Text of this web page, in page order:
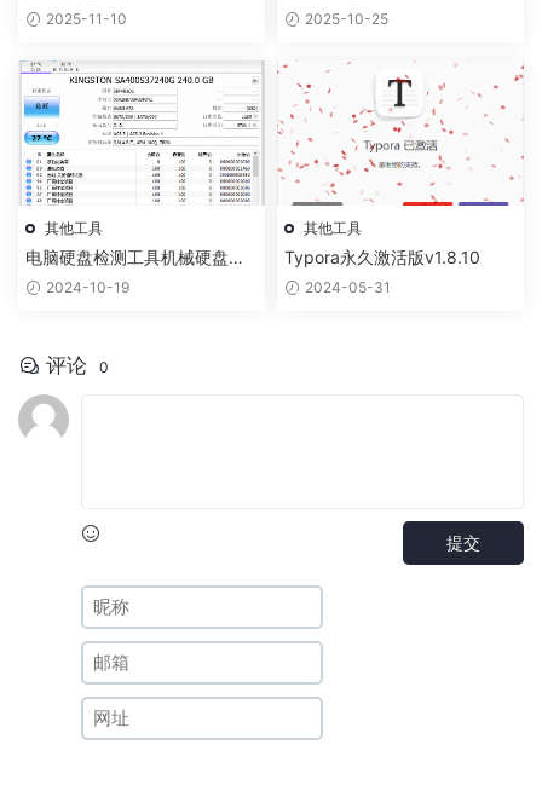
0绿色精简中文版免安装
2025-11-10
软件绿色免安装版
2025-10-25
其他工具
电脑硬盘检测工具机械硬盘和
固态硬盘
2024-10-19
其他工具
Typora永久激活版v1.8.10
2024-05-31
评论 0
提交